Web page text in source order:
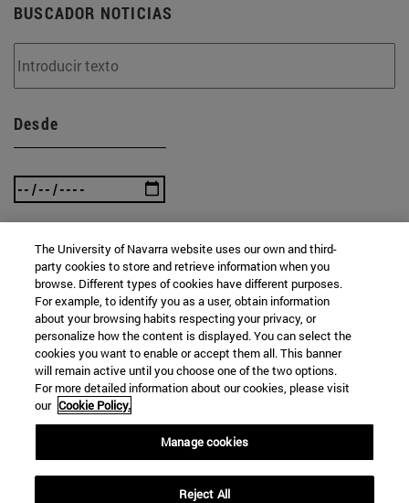
BUSCADOR NOTICIAS
Desde
Hasta
BUSCAR
The University of Navarra website uses our own and third-
party cookies to store and retrieve information when you
browse. Different types of cookies have different purposes.
For example, to identify you as a user, obtain information
about your browsing habits respecting your privacy, or
personalize how the content is displayed. You can select the
cookies you want to enable or accept them all. This banner
will remain active until you choose one of the two options.
For more detailed information about our cookies, please visit
our Cookie Policy.
Manage cookies
Reject All